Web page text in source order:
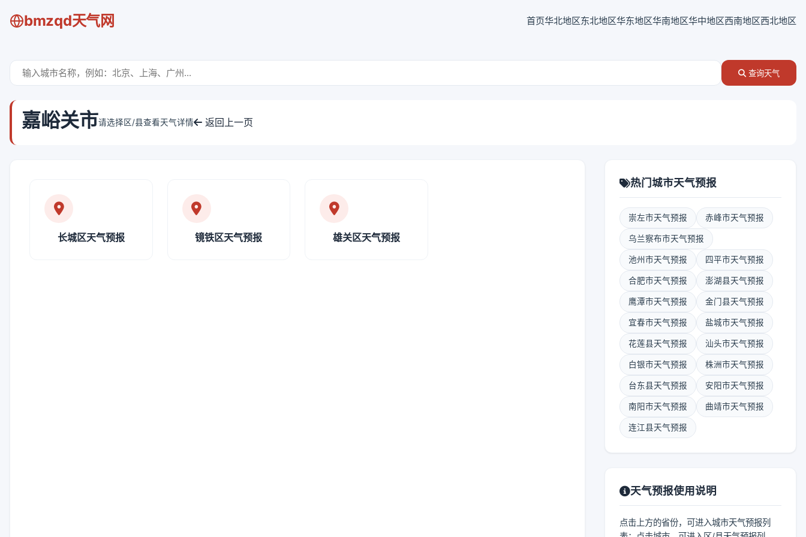
bmzqd天气网 首页华北地区东北地区华东地区华南地区华中地区西南地区西北地区
查询天气
嘉峪关市请选择区/县查看天气详情 返回上一页
长城区天气预报 镜铁区天气预报 雄关区天气预报
热门城市天气预报
崇左市天气预报 赤峰市天气预报
乌兰察布市天气预报
池州市天气预报 四平市天气预报
合肥市天气预报 澎湖县天气预报
鹰潭市天气预报 金门县天气预报
宜春市天气预报 盐城市天气预报
花莲县天气预报 汕头市天气预报
白银市天气预报 株洲市天气预报
台东县天气预报 安阳市天气预报
南阳市天气预报 曲靖市天气预报
连江县天气预报
天气预报使用说明
点击上方的省份，可进入城市天气预报列